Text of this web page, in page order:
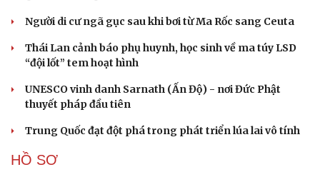
củng cố sức mạnh quân sự
CUỘC SỐNG ĐÓ ĐÂY